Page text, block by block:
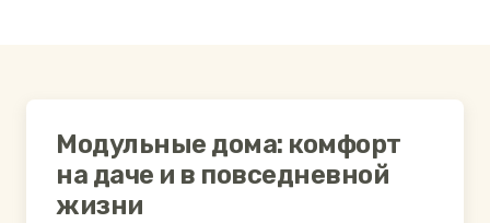
Модульные дома: комфорт
на даче и в повседневной
жизни